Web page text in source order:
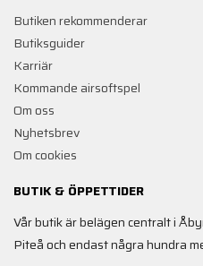
Butiken rekommenderar
Butiksguider
Karriär
Kommande airsoftspel
Om oss
Nyhetsbrev
Om cookies
BUTIK & ÖPPETTIDER
Vår butik är belägen centralt i
Piteå och endast några hundra